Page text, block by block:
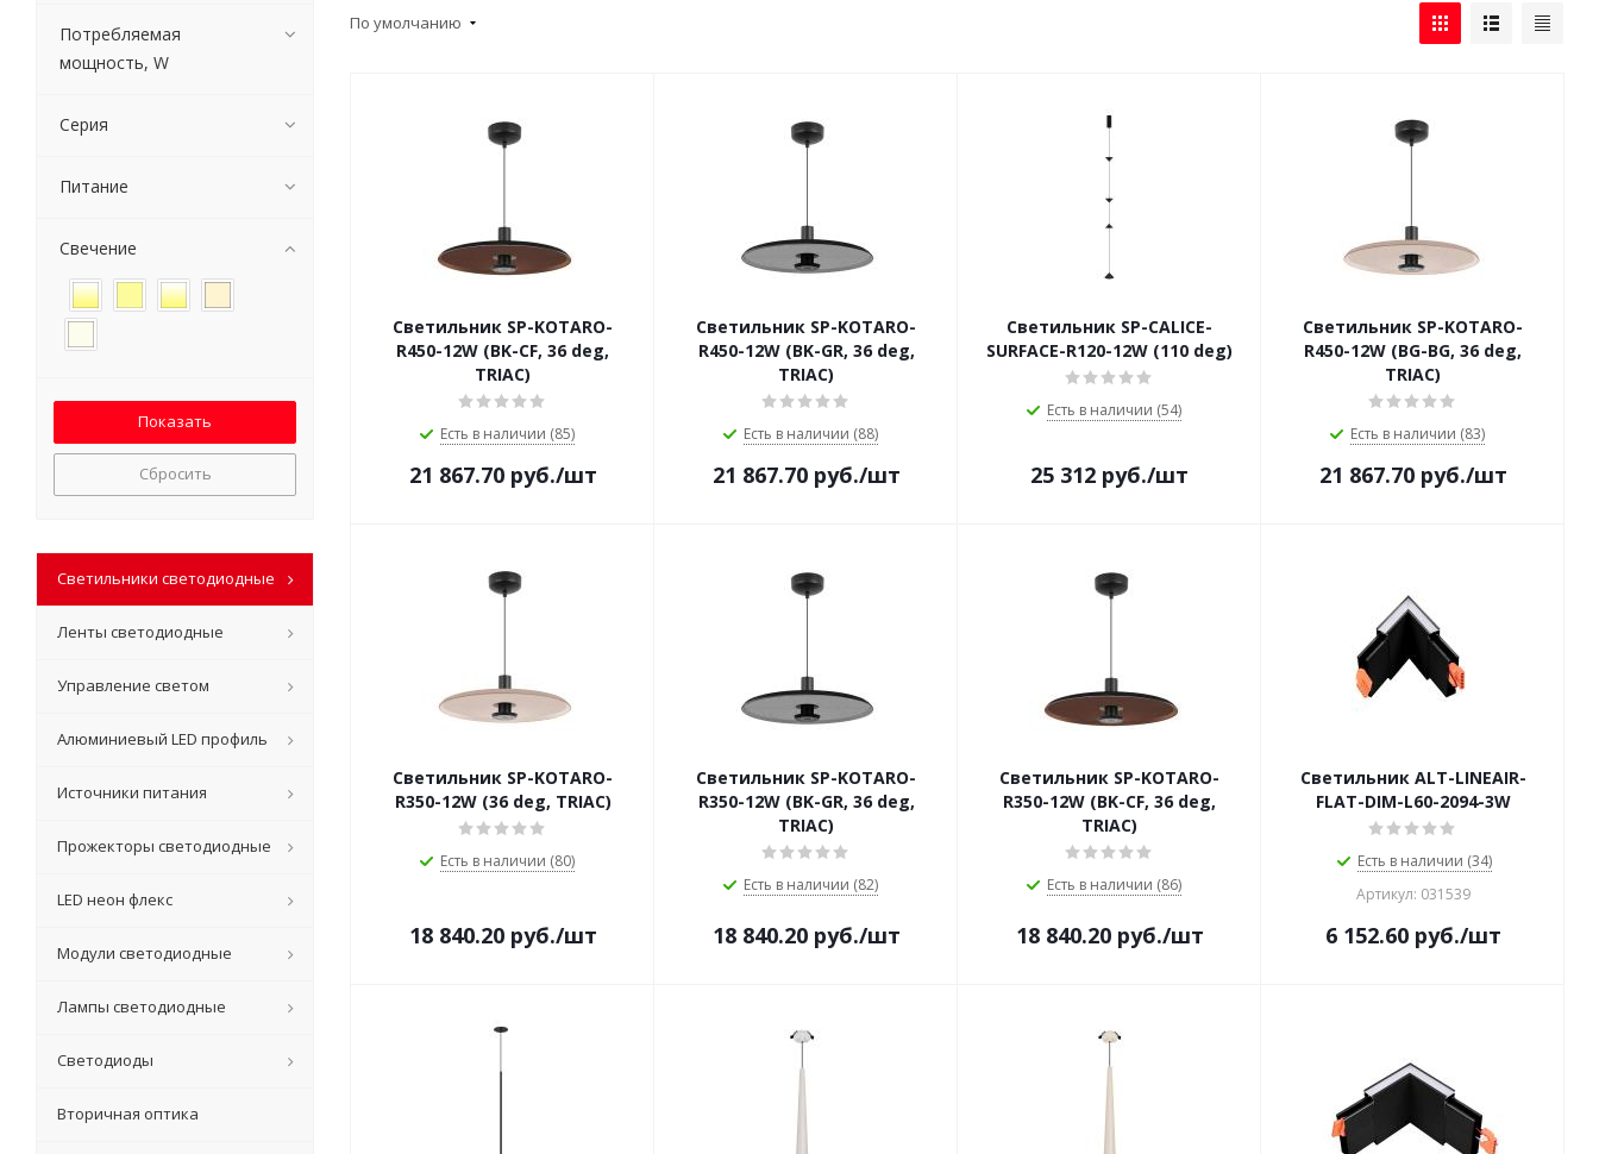
По умолчанию
Светильник SP-KOTARO-
R450-12W (BK-CF, 36 deg,
TRIAC)
Есть в наличии (85)
21 867.70руб./шт
Светильник SP-KOTARO-
R450-12W (BK-GR, 36 deg,
TRIAC)
Есть в наличии (88)
21 867.70руб./шт
Светильник SP-CALICE-
SURFACE-R120-12W (110 deg)
Есть в наличии (54)
25 312 руб./шт
Светильник SP-KOTARO-
R450-12W (BG-BG, 36 deg,
TRIAC)
Есть в наличии (83)
21 867.70руб./шт
Светильник SP-KOTARO-
R350-12W (36 deg, TRIAC)
Есть в наличии (80)
18 840.20руб./шт
Светильник SP-KOTARO-
R350-12W (BK-GR, 36 deg,
TRIAC)
Есть в наличии (82)
18 840.20руб./шт
Светильник SP-KOTARO-
R350-12W (BK-CF, 36 deg,
TRIAC)
Есть в наличии (86)
18 840.20руб./шт
Светильник ALT-LINEAIR-
FLAT-DIM-L60-2094-3W
Есть в наличии (34)
Артикул: 031539
6 152.60руб./шт
Потребляемая
мощность, W
Серия
Питание
Свечение
Сбросить
Светильники светодиодные
Ленты светодиодные
Управление светом
Алюминиевый LED профиль
Источники питания
Прожекторы светодиодные
LED неон флекс
Модули светодиодные
Лампы светодиодные
Светодиоды
Вторичная оптика